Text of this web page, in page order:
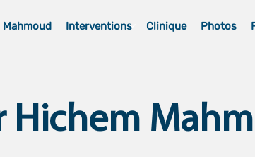
Mahmoud Interventions Clinique Photos
Hichem